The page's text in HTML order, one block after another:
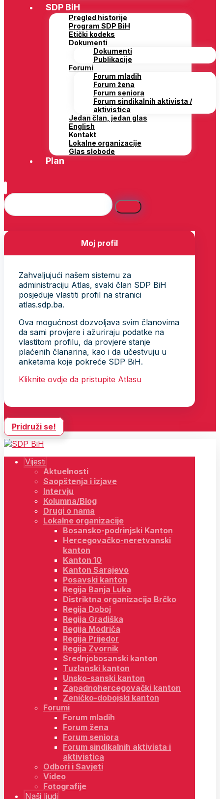
SDP BiH
Pregled historije
Program SDP BiH
Etički kodeks
Dokumenti
Dokumenti
Publikacije
Forumi
Forum mladih
Forum žena
Forum seniora
Forum sindikalnih aktivista /
aktivistica
Jedan član, jedan glas
English
Kontakt
Lokalne organizacije
Glas slobode
Plan
Moj profil
Zahvaljujući našem sistemu za
administraciju Atlas, svaki član SDP BiH
posjeduje vlastiti profil na stranici
atlas.sdp.ba.
Ova mogućnost dozvoljava svim članovima
da sami provjere i ažuriraju podatke na
vlastitom profilu, da provjere stanje
plaćenih članarina, kao i da učestvuju u
anketama koje pokreće SDP BiH.
Kliknite ovdje da pristupite Atlasu
Pridruži se!
Vijesti
Aktuelnosti
Saopštenja i izjave
Intervju
Kolumna/Blog
Drugi o nama
Lokalne organizacije
Bosansko-podrinjski Kanton
Hercegovačko-neretvanski
kanton
Kanton 10
Kanton Sarajevo
Posavski kanton
Regija Banja Luka
Distriktna organizacija Brčko
Regija Doboj
Regija Gradiška
Regija Modriča
Regija Prijedor
Regija Zvornik
Srednjobosanski kanton
Tuzlanski kanton
Unsko-sanski kanton
Zapadnohercegovački kanton
Zeničko-dobojski kanton
Forumi
Forum mladih
Forum žena
Forum seniora
Forum sindikalnih aktivista i
aktivistica
Odbori i Savjeti
Video
Fotografije
Naši ljudi